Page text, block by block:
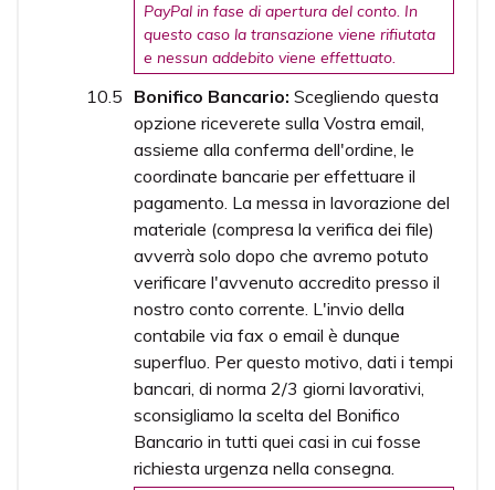
PayPal in fase di apertura del conto. In
questo caso la transazione viene rifiutata
e nessun addebito viene effettuato.
Bonifico Bancario: Scegliendo questa
opzione riceverete sulla Vostra email,
assieme alla conferma dell'ordine, le
coordinate bancarie per effettuare il
pagamento. La messa in lavorazione del
materiale (compresa la verifica dei file)
avverrà solo dopo che avremo potuto
verificare l'avvenuto accredito presso il
nostro conto corrente. L'invio della
contabile via fax o email è dunque
superfluo. Per questo motivo, dati i tempi
bancari, di norma 2/3 giorni lavorativi,
sconsigliamo la scelta del Bonifico
Bancario in tutti quei casi in cui fosse
richiesta urgenza nella consegna.